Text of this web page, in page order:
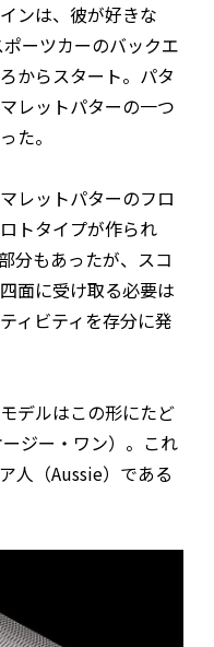
ンは、彼が好きな
ーツカーのバックエ
からスタート。パタ
レットパターの一つ
た。
レットパターのフロ
トタイプが作られ
分もあったが、スコ
面に受け取る必要は
ィビティを存分に発
デルはこの形にたど
ジー・ワン）。これ
人（Aussie）である